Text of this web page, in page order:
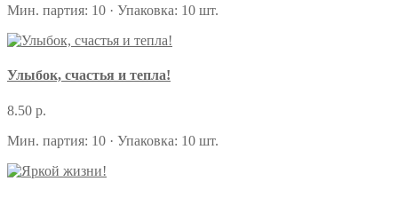
Мин. партия: 10 · Упаковка: 10 шт.
Улыбок, счастья и тепла!
8.50 р.
Мин. партия: 10 · Упаковка: 10 шт.